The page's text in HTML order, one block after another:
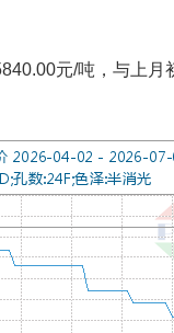
元/吨，与上